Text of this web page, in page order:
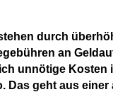
durch
an
unnötige Kosten
Das geht aus einer